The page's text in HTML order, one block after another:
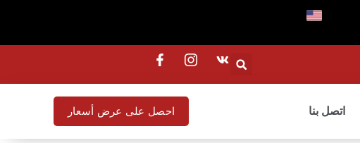
اتصل بنا احصل على عرض أسعار